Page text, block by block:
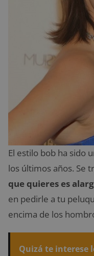
El estilo bob ha sido
los últimos años. Se
que quieres es
en pedirle a tu
encima de los
Quizá te interese